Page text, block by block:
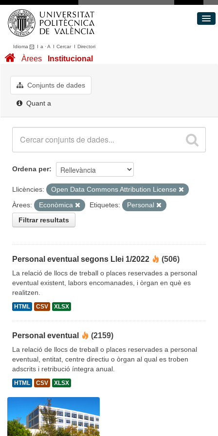
Idioma I a ·A I CercarI Directori
Conjunts de dades
Quant a
Àrees Institucional
Conjunts de dades
Quant a
Ordena per
Llicències:
Open Data Commons Attribution License
Àrees:
Econòmica Etiquetes:
Personal
Filtrar resultats
Personal eventual segons Llei 1/2022 (506)
La relació de llocs de treball o places reservades a personal
eventual existent, labors encomanades, i òrgan en què es
realitzen.
HTML CSV XLSX
Personal eventual (2159)
La relació de llocs de treball o places reservades a personal
eventual, entitat, centre directiu o òrgan al qual es troben
adscrits i retribució íntegra anual.
HTML CSV XLSX